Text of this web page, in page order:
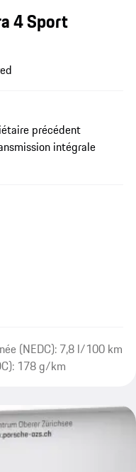
4 Sport
précédent
intégrale
(NEDC): 7,8 l/100 km
178 g/km